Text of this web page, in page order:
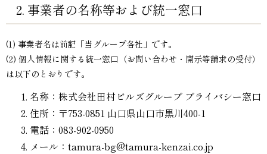
2. 事業者の名称等および統一窓口
(1) 事業者名は前記「当グループ各社」です。
(2) 個人情報に関する統一窓口（お問い合わせ・開示等請求の受付）
は以下のとおりです。
名称：株式会社田村ビルズグループ プライバシー窓口
住所：〒753-0851 山口県山口市黒川400-1
電話：083-902-0950
メール：tamura-bg@tamura-kenzai.co.jp